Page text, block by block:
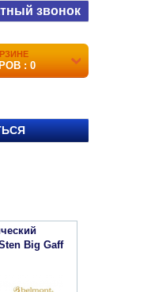
звонок
: 0
Big Gaff